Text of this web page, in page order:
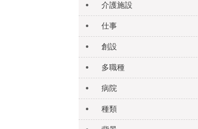
介護施設
仕事
創設
多職種
病院
種類